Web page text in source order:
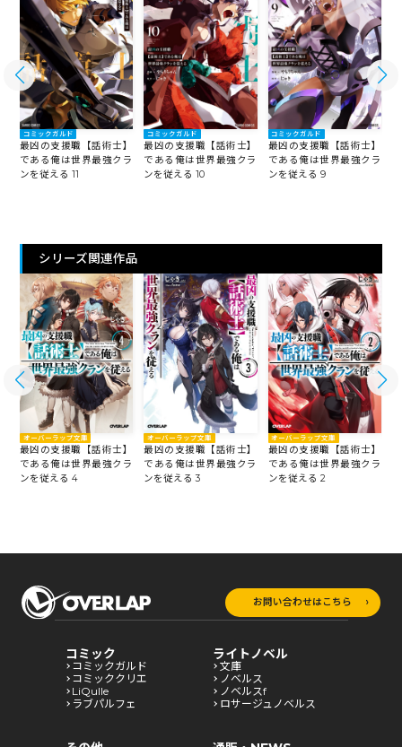
コミックガルド
最凶の支援職【話術士】
である俺は世界最強クラ
ンを従える 11
コミックガルド
最凶の支援職【話術士】
である俺は世界最強クラ
ンを従える 10
コミックガルド
最凶の支援職【話術士】
である俺は世界最強クラ
ンを従える 9
シリーズ関連作品
オーバーラップ文庫
最凶の支援職【話術士】
である俺は世界最強クラ
ンを従える 4
オーバーラップ文庫
最凶の支援職【話術士】
である俺は世界最強クラ
ンを従える 3
オーバーラップ文庫
最凶の支援職【話術士】
である俺は世界最強クラ
ンを従える 2
お問い合わせはこちら
コミック
コミックガルド
コミッククリエ
LiQulle
ラブパルフェ
ライトノベル
文庫
ノベルス
ノベルスf
ロサージュノベルス